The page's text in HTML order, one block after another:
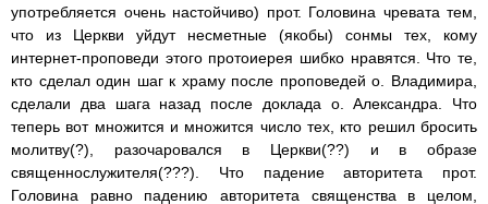
употребляется очень настойчиво) прот. Головина чревата тем,
что из Церкви уйдут несметные (якобы) сонмы тех, кому
интернет-проповеди этого протоиерея шибко нравятся. Что те,
кто сделал один шаг к храму после проповедей о. Владимира,
сделали два шага назад после доклада о. Александра. Что
теперь вот множится и множится число тех, кто решил бросить
молитву(?), разочаровался в Церкви(??) и в образе
священнослужителя(???). Что падение авторитета прот.
Головина равно падению авторитета священства в целом,